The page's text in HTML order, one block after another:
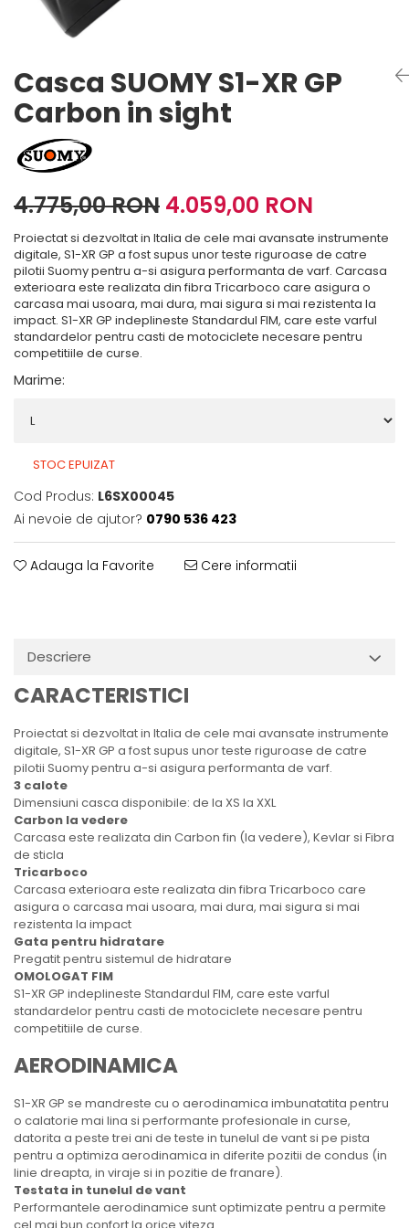
Imbracaminte Functionala
Ghete si Cizme
Accesorii
Protectii
GIRL POWER
Cadouri
Chei si butuci
Suporturi telefon
Brelocuri
Huse Moto
Accesorii moto
Deflectoare
Parbriz universal
Proiectoare
Geci si imbracaminte termica
Casti Snowboard/Ski
Copii
Cadouri
Casca SUOMY S1-XR GP
Carbon in sight
4.775,00 RON 4.059,00 RON
Proiectat si dezvoltat in Italia de cele mai avansate instrumente
digitale, S1-XR GP a fost supus unor teste riguroase de catre
pilotii Suomy pentru a-si asigura performanta de varf. Carcasa
exterioara este realizata din fibra Tricarboco care asigura o
carcasa mai usoara, mai dura, mai sigura si mai rezistenta la
impact. S1-XR GP indeplineste Standardul FIM, care este varful
standardelor pentru casti de motociclete necesare pentru
competitiile de curse.
Marime:
STOC EPUIZAT
Cod Produs: L6SX00045
Ai nevoie de ajutor? 0790 536 423
Adauga la Favorite Cere informatii
Descriere
CARACTERISTICI
Proiectat si dezvoltat in Italia de cele mai avansate instrumente
digitale, S1-XR GP a fost supus unor teste riguroase de catre
pilotii Suomy pentru a-si asigura performanta de varf.
3 calote
Dimensiuni casca disponibile: de la XS la XXL
Carbon la vedere
Carcasa este realizata din Carbon fin (la vedere), Kevlar si Fibra
de sticla
Tricarboco
Carcasa exterioara este realizata din fibra Tricarboco care
asigura o carcasa mai usoara, mai dura, mai sigura si mai
rezistenta la impact
Gata pentru hidratare
Pregatit pentru sistemul de hidratare
OMOLOGAT FIM
S1-XR GP indeplineste Standardul FIM, care este varful
standardelor pentru casti de motociclete necesare pentru
competitiile de curse.
AERODINAMICA
S1-XR GP se mandreste cu o aerodinamica imbunatatita pentru
o calatorie mai lina si performante profesionale in curse,
datorita a peste trei ani de teste in tunelul de vant si pe pista
pentru a optimiza aerodinamica in diferite pozitii de condus (in
linie dreapta, in viraje si in pozitie de franare).
Testata in tunelul de vant
Performantele aerodinamice sunt optimizate pentru a permite